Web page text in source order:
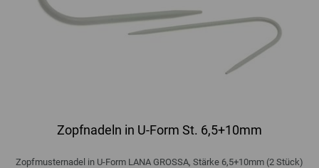
Zopfnadeln in U-Form St. 6,5+10mm
Zopfmusternadel in U-Form LANA GROSSA, Stärke 6,5+10mm (2 Stück)